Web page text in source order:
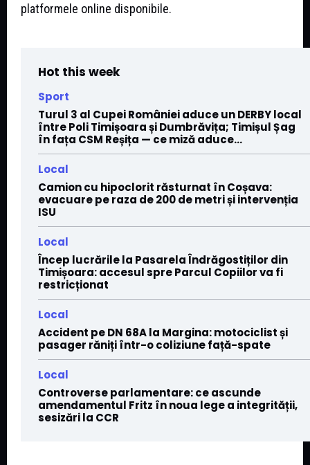
platformele online disponibile.
Hot this week
Sport
Turul 3 al Cupei României aduce un DERBY local
între Poli Timișoara și Dumbrăvița; Timișul Șag
în fața CSM Reșița — ce miză aduce...
Local
Camion cu hipoclorit răsturnat în Coșava:
evacuare pe raza de 200 de metri și intervenția
ISU
Local
Încep lucrările la Pasarela Îndrăgostiților din
Timișoara: accesul spre Parcul Copiilor va fi
restricționat
Local
Accident pe DN 68A la Margina: motociclist și
pasager răniți într-o coliziune față-spate
Local
Controverse parlamentare: ce ascunde
amendamentul Fritz în noua lege a integrității,
sesizări la CCR